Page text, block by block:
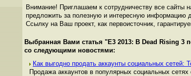
Внимание! Приглашаем к сотрудничеству все сайты
предложить за полезную и интересную информацию
Ссылку на Ваш проект, как первоисточник,
Выбранная Вами статья "Е3 2013: В Dead Rising 3
со следующими новостями:
Как выгодно продать аккаунты социальных сетей:
Продажа аккаунтов в популярных социальных